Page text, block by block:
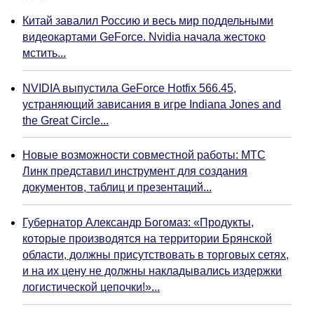
Китай завалил Россию и весь мир поддельными
видеокартами GeForce. Nvidia начала жестоко
мстить...
NVIDIA выпустила GeForce Hotfix 566.45,
устраняющий зависания в игре Indiana Jones and
the Great Circle...
Новые возможности совместной работы: МТС
Линк представил инструмент для создания
документов, таблиц и презентаций...
Губернатор Александр Богомаз: «Продукты,
которые производятся на территории Брянской
области, должны присутствовать в торговых сетях,
и на их цену не должны накладывались издержки
логистической цепочки!»...